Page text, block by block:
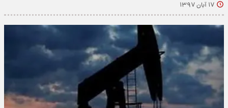
۱۷ آبان ۱۳۹۷